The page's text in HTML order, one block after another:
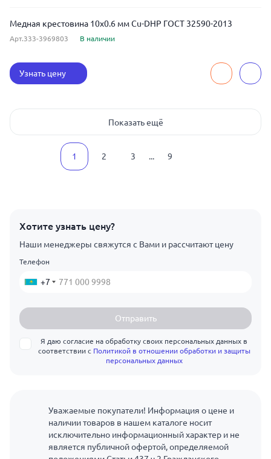
Медная крестовина 10x0.6 мм Cu-DHP ГОСТ 32590-2013
Арт.333-3969803 В наличии
Узнать цену
Показать ещё
1 2 3 ... 9
Хотите узнать цену?
Наши менеджеры свяжутся с Вами и рассчитают цену
Телефон
+7
Отправить
Я даю согласие на обработку своих персональных данных в
соответствии с Политикой в отношении обработки и защиты
персональных данных
Уважаемые покупатели! Информация о цене и
наличии товаров в нашем каталоге носит
исключительно информационный характер и не
является публичной офертой, определяемой